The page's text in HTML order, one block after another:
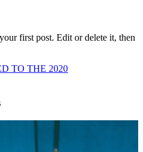
first post. Edit or delete it, then
TO THE 2020